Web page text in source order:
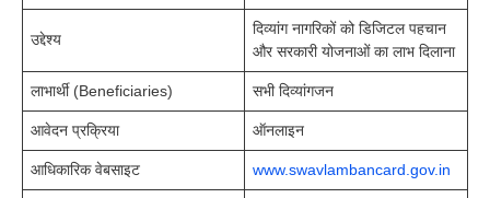
उद्देश्य
दिव्यांग नागरिकों को डिजिटल पहचान
और सरकारी योजनाओं का लाभ दिलाना
लाभार्थी (Beneficiaries) सभी दिव्यांगजन
आवेदन प्रक्रिया ऑनलाइन
आधिकारिक वेबसाइट www.swavlambancard.gov.in